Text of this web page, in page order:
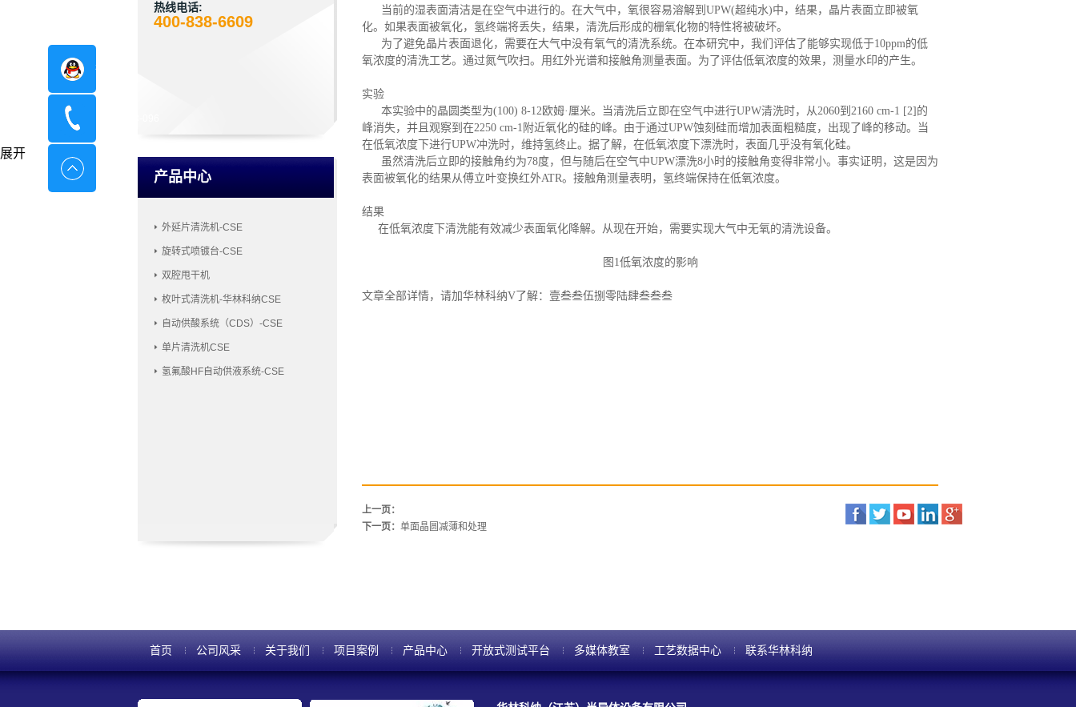
热线电话:
400-838-6609
产品中心
外延片清洗机-CSE
旋转式喷镀台-CSE
双腔甩干机
枚叶式清洗机-华林科纳CSE
自动供酸系统（CDS）-CSE
单片清洗机CSE
氢氟酸HF自动供液系统-CSE
当前的湿表面清洁是在空气中进行的。在大气中，氧很容易溶解到 UPW(超纯水)中，结果，晶片表面立即被氧
化。如果表面被氧化，氢终端将丢失，结果，清洗后形成的栅氧化物的特性将被破坏。
为了避免晶片表面退化，需要在大气中没有氧气的清洗系统。在本研究中，我们评估了能够实现低于10ppm的低
氧浓度的清洗工艺。通过氮气吹扫。用红外光谱和接触角测量表面。为了评估低氧浓度的效果，测量水印的产生。
实验
本实验中的晶圆类型为(100) 8-12 欧姆· 厘米。当清洗后立即在空气中进行UPW清洗时，从 2060到 2160 cm-1 [2]的
峰消失，并且观察到在2250 cm-1 附近氧化的硅的峰。由于通过UPW蚀刻硅而增加表面粗糙度，出现了峰的移动。当
在低氧浓度下进行UPW冲洗时，维持氢终止。据了解，在低氧浓度下漂洗时，表面几乎没有氧化硅。
虽然清洗后立即的接触角约为78度，但与随后在空气中UPW漂洗8小时的接触角变得非常小。事实证明，这是因为
表面被氧化的结果从傅立叶变换红外ATR。接触角测量表明，氢终端保持在低氧浓度。
结果
在低氧浓度下清洗能有效减少表面氧化降解。从现在开始，需要实现大气中无氧的清洗设备。
图 1低氧浓度的影响
文章全部详情，请加华林科纳V了解：壹叁叁伍捌零陆肆叁叁叁
上一页：
下一页： 单面晶圆减薄和处理
首页 公司风采 关于我们 项目案例 产品中心 开放式测试平台 多媒体教室 工艺数据中心 联系华林科纳
在线咨询
展开